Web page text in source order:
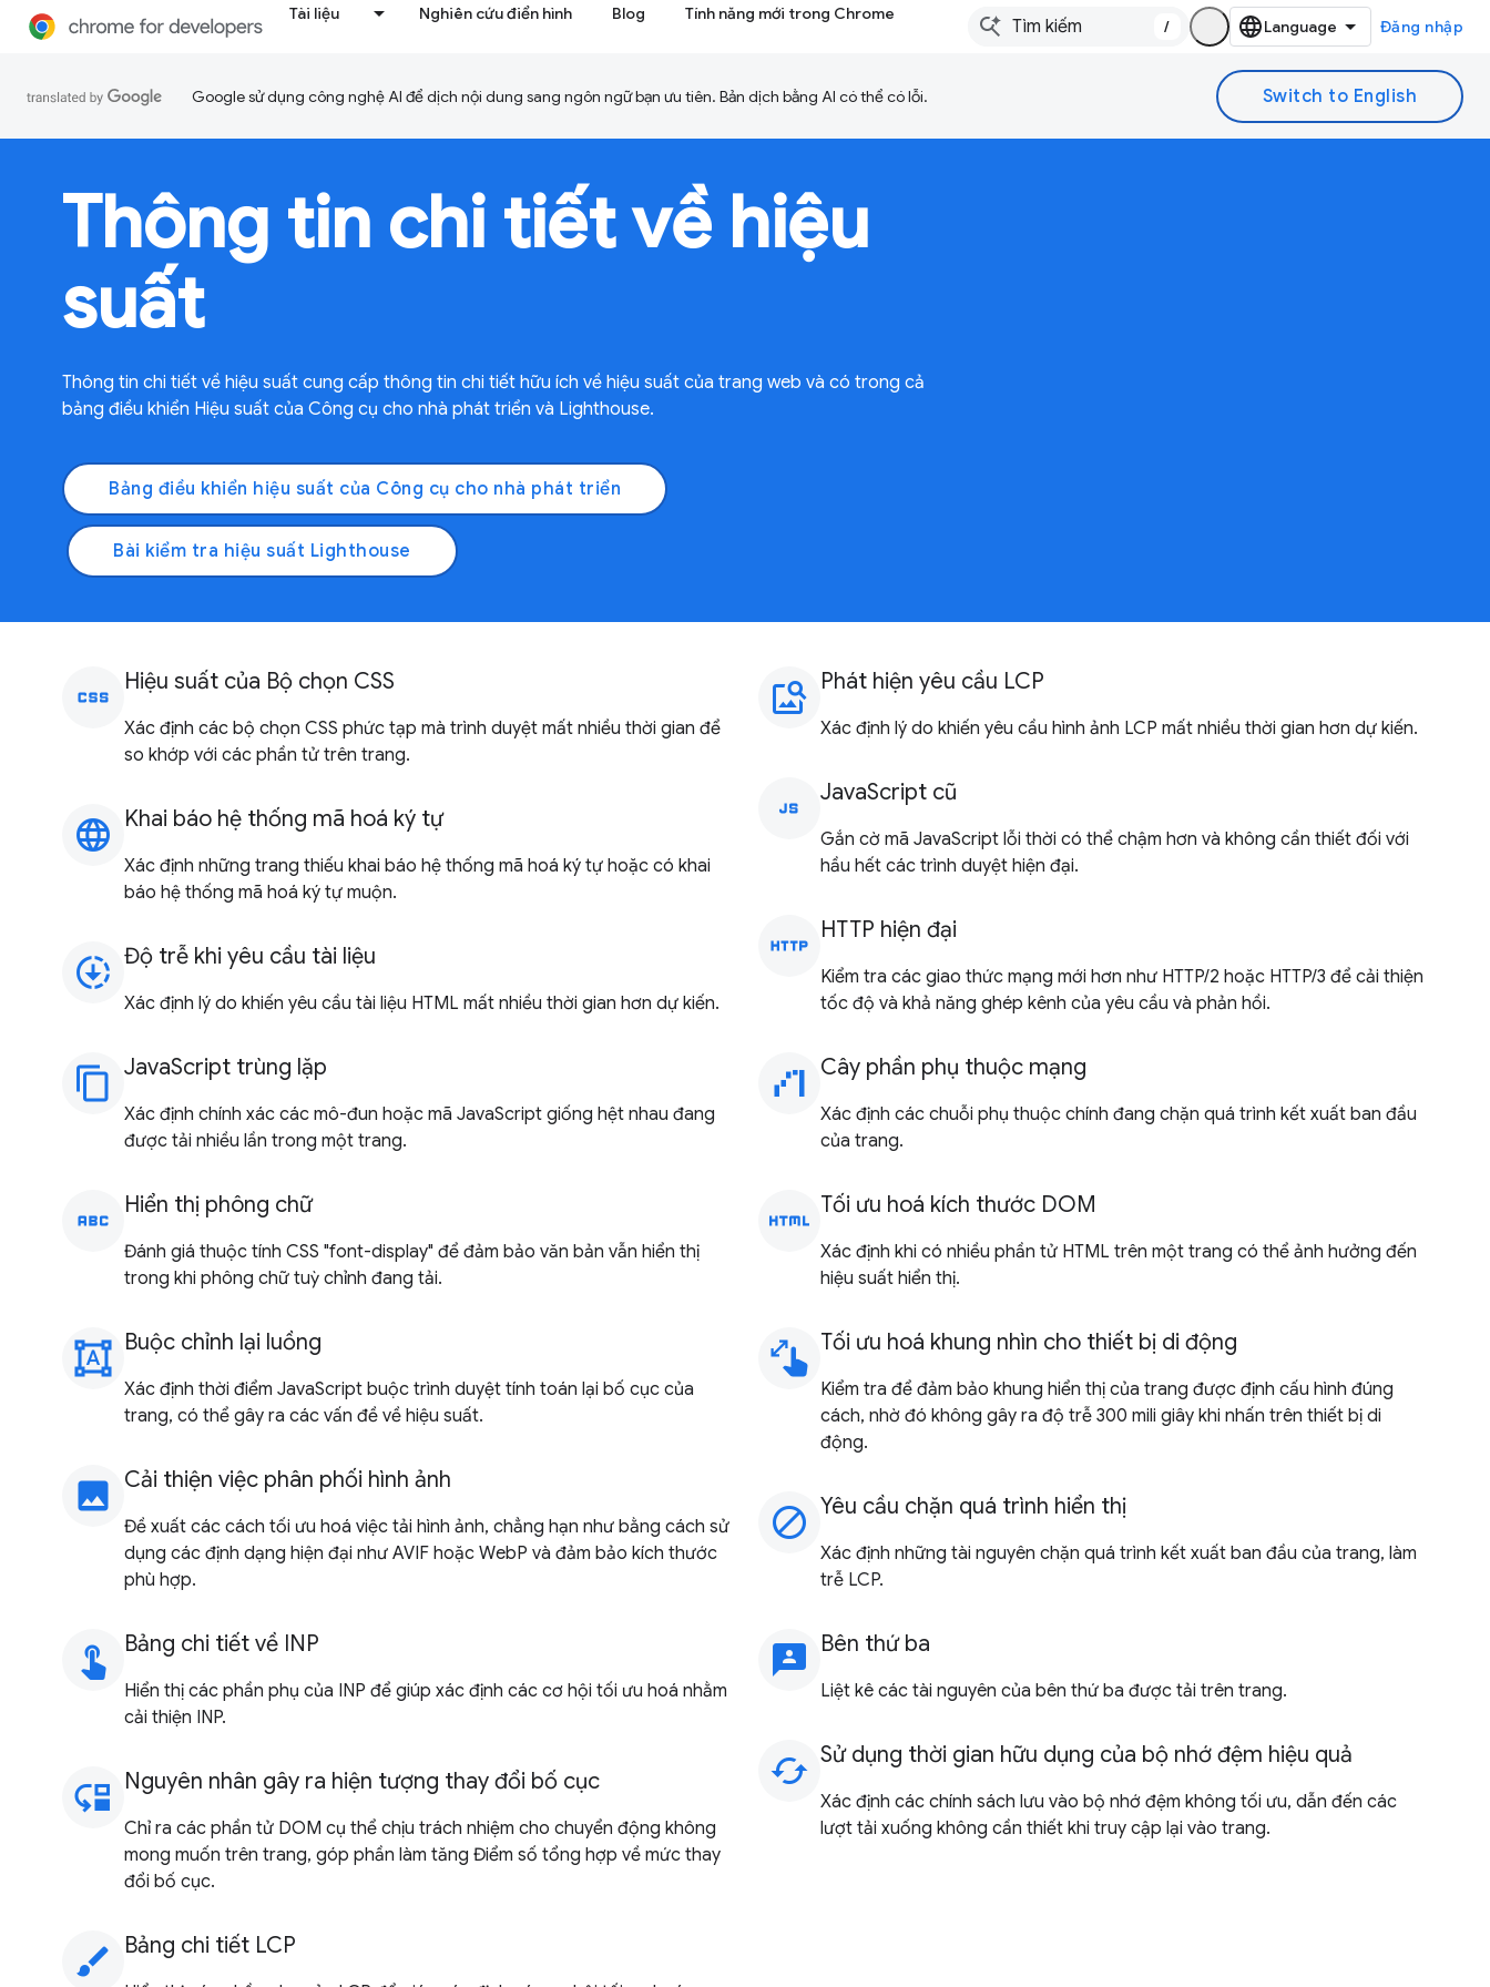
Tài liệu Nghiên cứu điển hình Blog Tính năng mới trong Chrome
/ Đăng nhập
Google sử dụng công nghệ AI để dịch nội dung sang ngôn ngữ bạn ưu tiên. Bản dịch bằng AI có thể có lỗi.
Thông tin chi tiết về hiệu
suất
Thông tin chi tiết về hiệu suất cung cấp thông tin chi tiết hữu ích về hiệu suất của trang web và có trong cả
bảng điều khiển Hiệu suất của Công cụ cho nhà phát triển và Lighthouse.
Bảng điều khiển hiệu suất của Công cụ cho nhà phát triển
Bài kiểm tra hiệu suất Lighthouse
css Hiệu suất của Bộ chọn CSS
Xác định các bộ chọn CSS phức tạp mà trình duyệt mất nhiều thời gian để
so khớp với các phần tử trên trang.
language Khai báo hệ thống mã hoá ký tự
Xác định những trang thiếu khai báo hệ thống mã hoá ký tự hoặc có khai
báo hệ thống mã hoá ký tự muộn.
downloading Độ trễ khi yêu cầu tài liệu
Xác định lý do khiến yêu cầu tài liệu HTML mất nhiều thời gian hơn dự kiến.
content_copy JavaScript trùng lặp
Xác định chính xác các mô-đun hoặc mã JavaScript giống hệt nhau đang
được tải nhiều lần trong một trang.
abc Hiển thị phông chữ
Đánh giá thuộc tính CSS "font-display" để đảm bảo văn bản vẫn hiển thị
trong khi phông chữ tuỳ chỉnh đang tải.
format_shapes Buộc chỉnh lại luồng
Xác định thời điểm JavaScript buộc trình duyệt tính toán lại bố cục của
trang, có thể gây ra các vấn đề về hiệu suất.
image Cải thiện việc phân phối hình ảnh
Đề xuất các cách tối ưu hoá việc tải hình ảnh, chẳng hạn như bằng cách sử
dụng các định dạng hiện đại như AVIF hoặc WebP và đảm bảo kích thước
phù hợp.
touch_app Bảng chi tiết về INP
Hiển thị các phần phụ của INP để giúp xác định các cơ hội tối ưu hoá nhằm
cải thiện INP.
move_down Nguyên nhân gây ra hiện tượng thay đổi bố cục
Chỉ ra các phần tử DOM cụ thể chịu trách nhiệm cho chuyển động không
mong muốn trên trang, góp phần làm tăng Điểm số tổng hợp về mức thay
đổi bố cục.
brush Bảng chi tiết LCP
image_search Phát hiện yêu cầu LCP
Xác định lý do khiến yêu cầu hình ảnh LCP mất nhiều thời gian hơn dự kiến.
javascript JavaScript cũ
Gắn cờ mã JavaScript lỗi thời có thể chậm hơn và không cần thiết đối với
hầu hết các trình duyệt hiện đại.
http HTTP hiện đại
Kiểm tra các giao thức mạng mới hơn như HTTP/2 hoặc HTTP/3 để cải thiện
tốc độ và khả năng ghép kênh của yêu cầu và phản hồi.
waterfall_chart Cây phần phụ thuộc mạng
Xác định các chuỗi phụ thuộc chính đang chặn quá trình kết xuất ban đầu
của trang.
html Tối ưu hoá kích thước DOM
Xác định khi có nhiều phần tử HTML trên một trang có thể ảnh hưởng đến
hiệu suất hiển thị.
pinch Tối ưu hoá khung nhìn cho thiết bị di động
Kiểm tra để đảm bảo khung hiển thị của trang được định cấu hình đúng
cách, nhờ đó không gây ra độ trễ 300 mili giây khi nhấn trên thiết bị di
động.
block Yêu cầu chặn quá trình hiển thị
Xác định những tài nguyên chặn quá trình kết xuất ban đầu của trang, làm
trễ LCP.
3p Bên thứ ba
Liệt kê các tài nguyên của bên thứ ba được tải trên trang.
cached Sử dụng thời gian hữu dụng của bộ nhớ đệm hiệu quả
Xác định các chính sách lưu vào bộ nhớ đệm không tối ưu, dẫn đến các
lượt tải xuống không cần thiết khi truy cập lại vào trang.